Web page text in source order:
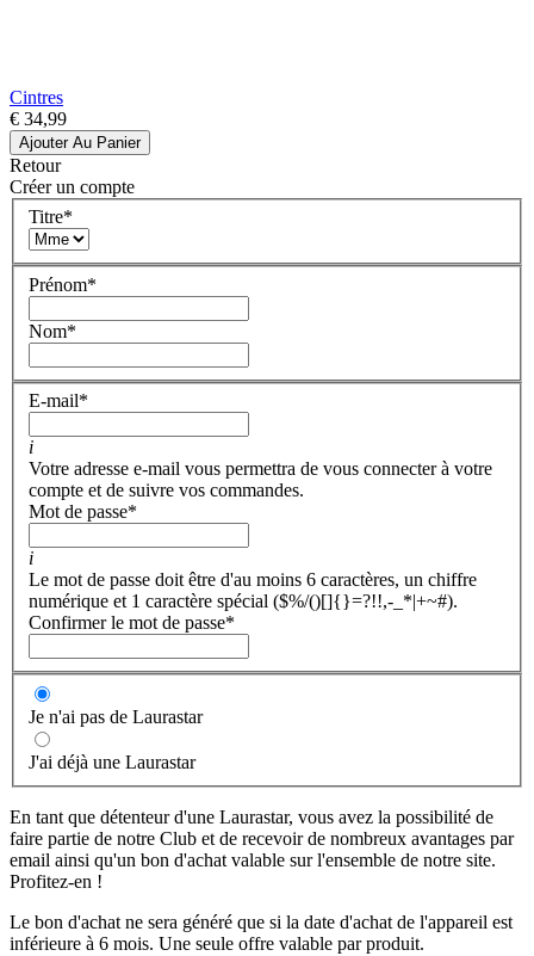
Cintres
€ 34,99
Ajouter Au Panier
Retour
Créer un compte
Titre*
Prénom*
Nom*
E-mail*
i
Votre adresse e-mail vous permettra de vous connecter à votre
compte et de suivre vos commandes.
Mot de passe*
i
Le mot de passe doit être d'au moins 6 caractères, un chiffre
numérique et 1 caractère spécial ($%/()[]{}=?!!,-_*|+~#).
Confirmer le mot de passe*
Je n'ai pas de Laurastar
J'ai déjà une Laurastar
En tant que détenteur d'une Laurastar, vous avez la possibilité de
faire partie de notre Club et de recevoir de nombreux avantages par
email ainsi qu'un bon d'achat valable sur l'ensemble de notre site.
Profitez-en !
Le bon d'achat ne sera généré que si la date d'achat de l'appareil est
inférieure à 6 mois. Une seule offre valable par produit.